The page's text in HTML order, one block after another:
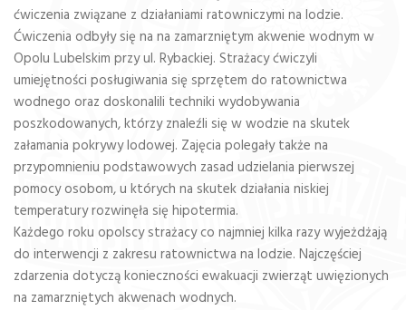
ćwiczenia związane z działaniami ratowniczymi na lodzie.
Ćwiczenia odbyły się na na zamarzniętym akwenie wodnym w
Opolu Lubelskim przy ul. Rybackiej. Strażacy ćwiczyli
umiejętności posługiwania się sprzętem do ratownictwa
wodnego oraz doskonalili techniki wydobywania
poszkodowanych, którzy znaleźli się w wodzie na skutek
załamania pokrywy lodowej. Zajęcia polegały także na
przypomnieniu podstawowych zasad udzielania pierwszej
pomocy osobom, u których na skutek działania niskiej
temperatury rozwinęła się hipotermia.
Każdego roku opolscy strażacy co najmniej kilka razy wyjeżdżają
do interwencji z zakresu ratownictwa na lodzie. Najczęściej
zdarzenia dotyczą konieczności ewakuacji zwierząt uwięzionych
na zamarzniętych akwenach wodnych.